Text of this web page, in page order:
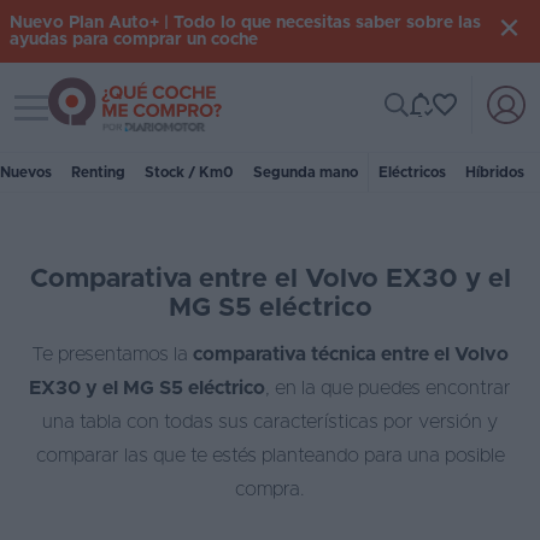
Iniciar
Coches
Renting
Suscripción
Stock
Nuevo Plan Auto+ | Todo lo que necesitas saber sobre las
ayudas para comprar un coche
Toggle navigation
Nuevos Renting Stock / Km0 Segunda mano Eléctricos Híbridos
Comparativa entre el Volvo EX30 y el
MG S5 eléctrico
Te presentamos la comparativa técnica entre el Volvo
EX30 y el MG S5 eléctrico , en la que puedes encontrar
una tabla con todas sus características por versión y
comparar las que te estés planteando para una posible
compra.